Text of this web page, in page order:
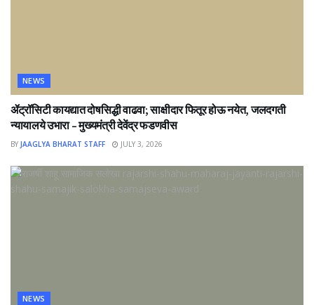
NEWS
ॲट्रॉसिटी कायद्यात दोषसिद्धी वाढवा; साक्षीदार फितूर होऊ नयेत, जलदगती
न्यायालये उभारा – मुख्यमंत्री देवेंद्र फडणवीस
BY JAAGLYA BHARAT STAFF JULY 3, 2026
NEWS